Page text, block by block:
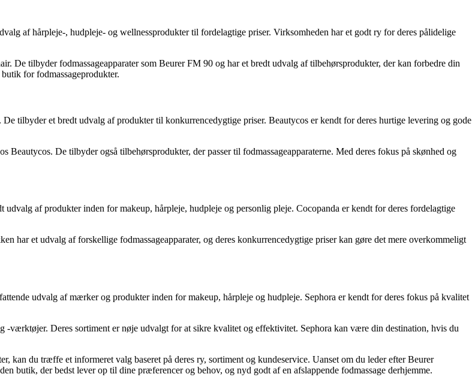
af hårpleje-, hudpleje- og wellnessprodukter til fordelagtige priser. Virksomheden har et godt ry for deres pålidelige
De tilbyder fodmassageapparater som Beurer FM 90 og har et bredt udvalg af tilbehørsprodukter, der kan forbedre din
for fodmassageprodukter.
tilbyder et bredt udvalg af produkter til konkurrencedygtige priser. Beautycos er kendt for deres hurtige levering og gode
De tilbyder også tilbehørsprodukter, der passer til fodmassageapparaterne. Med deres fokus på skønhed og
af produkter inden for makeup, hårpleje, hudpleje og personlig pleje. Cocopanda er kendt for deres fordelagtige
har et udvalg af forskellige fodmassageapparater, og deres konkurrencedygtige priser kan gøre det mere overkommeligt
udvalg af mærker og produkter inden for makeup, hårpleje og hudpleje. Sephora er kendt for deres fokus på kvalitet
-værktøjer. Deres sortiment er nøje udvalgt for at sikre kvalitet og effektivitet. Sephora kan være din destination, hvis du
kan du træffe et informeret valg baseret på deres ry, sortiment og kundeservice. Uanset om du leder efter Beurer
butik, der bedst lever op til dine præferencer og behov, og nyd godt af en afslappende fodmassage derhjemme.